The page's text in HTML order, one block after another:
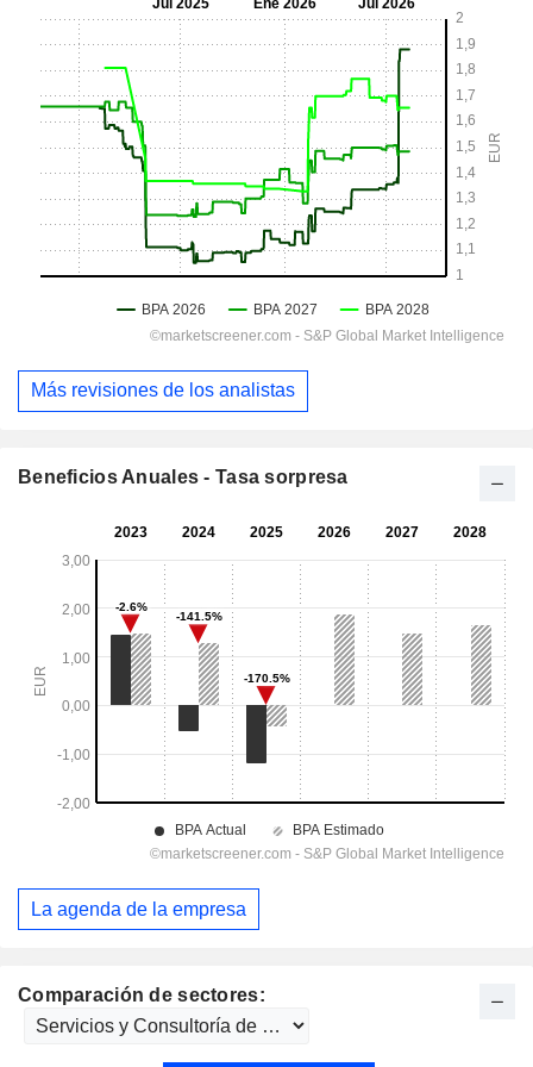
Comparación de sectores:
Más revisiones de los analistas
Beneficios Anuales - Tasa sorpresa
La agenda de la empresa